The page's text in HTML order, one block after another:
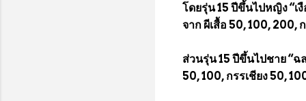
โดยรุ่น 15 ปีขึ้นไปหญิง “เ
จาก ผีเสื้อ 50, 100, 200,
ส่วนรุ่น 15 ปีขึ้นไปชาย “
50, 100, กรรเชียง 50,